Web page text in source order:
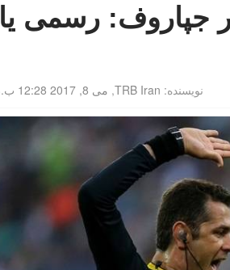
جپاروف: رسمی یا
نویسنده: TRB Iran
, می 8, 2017 12:28 ب.ظ